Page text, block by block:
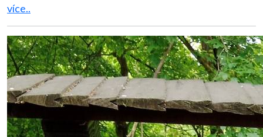
více..